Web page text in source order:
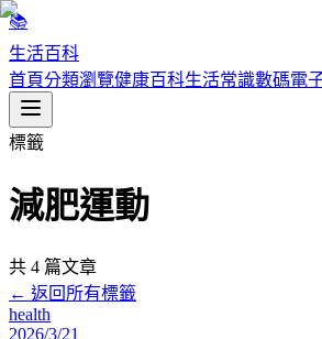
📚
生活百科
首頁分類瀏覽健康百科生活常識數碼電
標籤
減肥運動
共 4 篇文章
← 返回所有標籤
health
2026/3/21